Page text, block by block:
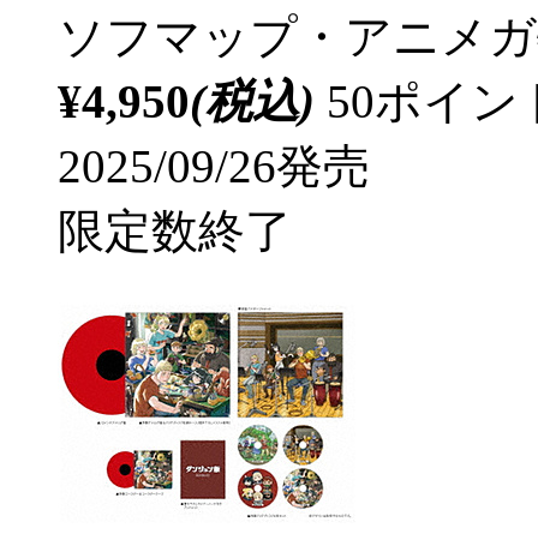
ソフマップ・アニメ
¥4,950(税込) 50ポイ
2025/09/26発売
限定数終了